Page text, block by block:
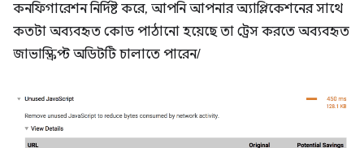
কনফিগারেশন নির্দিষ্ট করে, আপনি আপনার অ্যাপ্লিকেশনের সাথে
কতটা অব্যবহৃত কোড পাঠানো হয়েছে তা ট্রেস করতে অব্যবহৃত
জাভাস্ক্রিপ্ট অডিটটি চালাতে পারেন/